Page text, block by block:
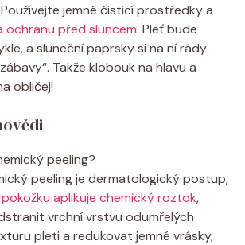
jemné čisticí prostředky a
ochranu před sluncem. Pleť bude
a sluneční paprsky si na ní rády
Takže klobouk na hlavu a
obličej!
peeling?
peeling je dermatologický postup,
aplikuje chemický roztok,
vrchní vrstvu odumřelých
pleti a redukovat jemné vrásky,